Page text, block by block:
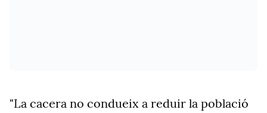
"La cacera no condueix a reduir la població